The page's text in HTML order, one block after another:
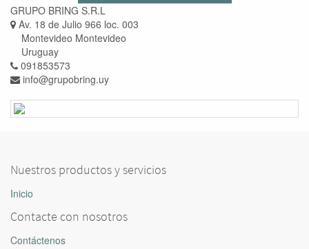
GRUPO BRING S.R.L
Av. 18 de Julio 966 loc. 003
Montevideo Montevideo
Uruguay
091853573
info@grupobring.uy
Nuestros productos y servicios
Inicio
Contacte con nosotros
Contáctenos